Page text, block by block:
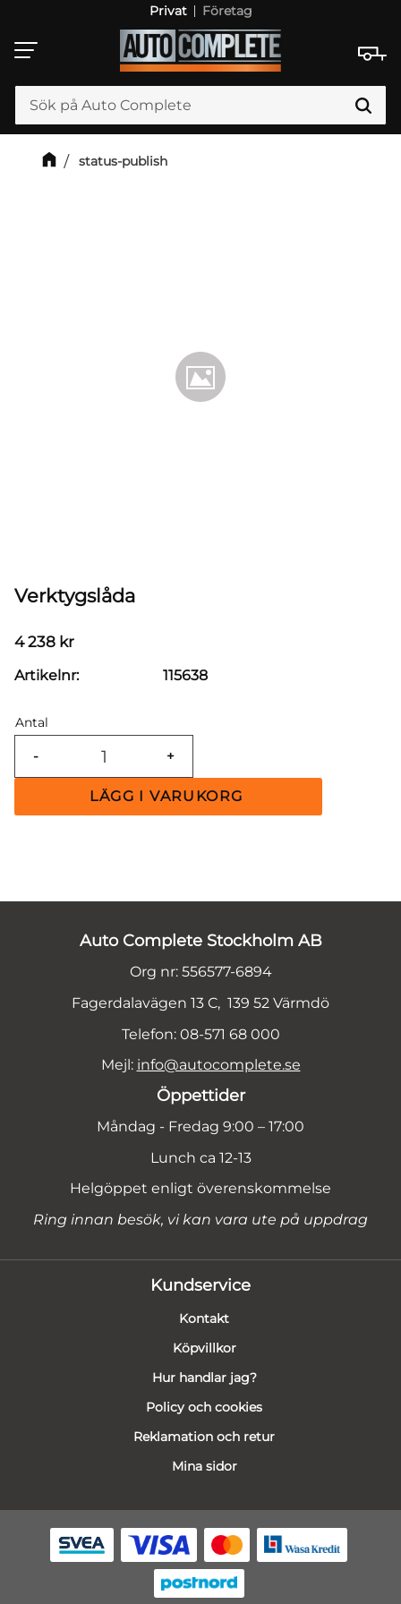
Meny
Privat Företag
status-publish
Verktygslåda
4 238 kr
Antal
+
-
Artikelnr 115638
Auto Complete Stockholm AB
Org nr: 556577-6894
Fagerdalavägen 13 C, 139 52 Värmdö
Telefon: 08-571 68 000
Mejl: info@autocomplete.se
Öppettider
Måndag - Fredag 9:00 – 17:00
Lunch ca 12-13
Helgöppet enligt överenskommelse
Ring innan besök, vi kan vara ute på uppdrag
Kundservice
Kontakt
Köpvillkor
Hur handlar jag?
Policy och cookies
Reklamation och retur
Mina sidor